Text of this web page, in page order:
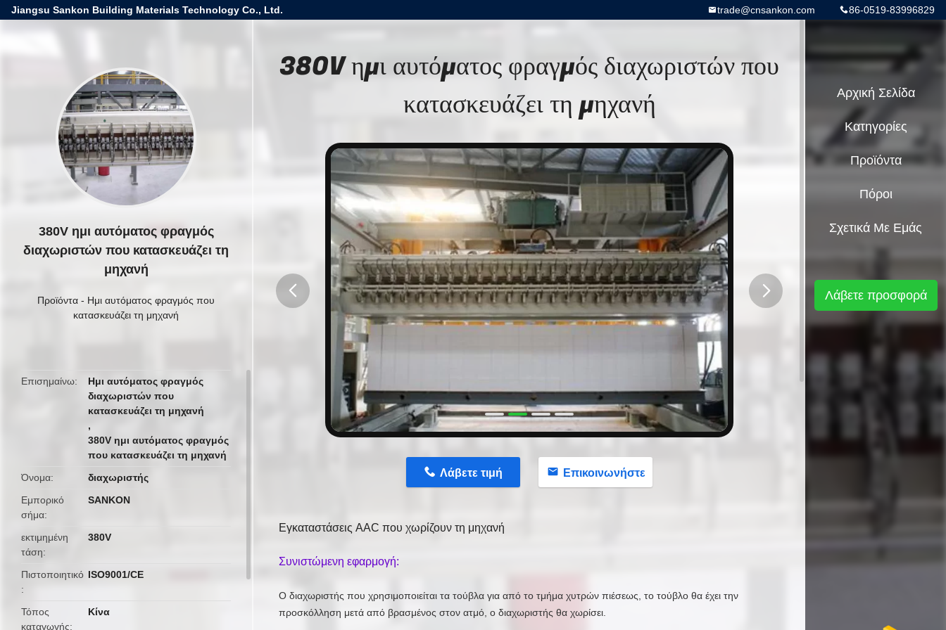
Jiangsu Sankon Building Materials Technology Co., Ltd. 86-0519-83996829
trade@cnsankon.com
380V ημι αυτόματος φραγμός
διαχωριστών που κατασκευάζει τη
μηχανή
Προϊόντα - Ημι αυτόματος φραγμός που
κατασκευάζει τη μηχανή
Επισημαίνω
Ημι αυτόματος φραγμός
διαχωριστών που
κατασκευάζει τη μηχανή
,
380V ημι αυτόματος φραγμός
που κατασκευάζει τη μηχανή
Όνομα
διαχωριστής
Εμπορικό
σήμα
SANKON
εκτιμημένη
τάση
380V
Πιστοποιητικό ISO9001/CE
Τόπος
καταγωγής
Κίνα
380V ημι αυτόματος φραγμός διαχωριστών που
κατασκευάζει τη μηχανή
Λάβετε τιμή Επικοινωνήστε
Εγκαταστάσεις AAC που χωρίζουν τη μηχανή
Συνιστώμενη εφαρμογή:
Ο διαχωριστής που χρησιμοποιείται τα τούβλα για από το τμήμα χυτρών πιέσεως, το τούβλο θα έχει την
προσκόλληση μετά από βρασμένος στον ατμό, ο διαχωριστής θα χωρίσει.
Αρχική Σελίδα
Κατηγορίες
Προϊόντα
Πόροι
Σχετικά Με Εμάς
Λάβετε προσφορά